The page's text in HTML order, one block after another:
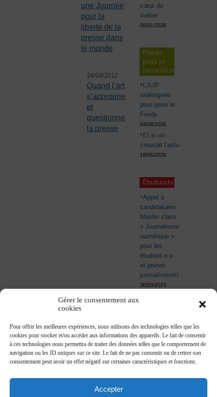
Gérer le consentement aux
cookies
Pour offrir les meilleures expériences, nous utilisons des technologies telles que les
cookies pour stocker et/ou accéder aux informations des appareils. Le fait de consentir
à ces technologies nous permettra de traiter des données telles que le comportement de
navigation ou les ID uniques sur ce site. Le fait de ne pas consentir ou de retirer son
consentement peut avoir un effet négatif sur certaines caractéristiques et fonctions.
Accepter
une Journée
pour la
liberté de la
presse dans
le monde
24/04/2012
Quand l’art
s’approprie
et
questionne
la presse
cœur du
métier
06/01/2026
Fonds
pour le
journalisme
L’AJP
redésignée
pour gérer le
Fonds
04/08/2026
Et si on
creusait l’actu
18/05/2026
Étudiants
Appel à
candidatures :
Master class
« Journalisme
numérique »
pour les
étudiant·e·s
et jeunes
journalistes￼
30/03/2023